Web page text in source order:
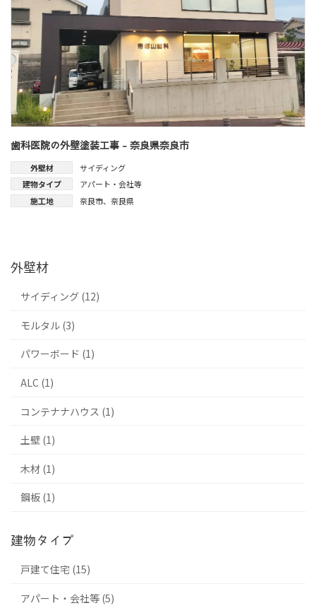
歯科医院の外壁塗装工事 - 奈良県奈良市
外壁材
サイディング
建物タイプ
アパート・会社等
施工地
奈良市、 奈良県
外壁材
サイディング (12)
モルタル (3)
パワーボード (1)
ALC (1)
コンテナナハウス (1)
土壁 (1)
木材 (1)
鋼板 (1)
建物タイプ
戸建て住宅 (15)
アパート・会社等 (5)